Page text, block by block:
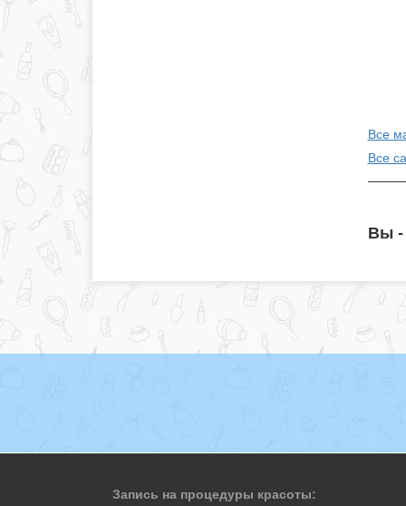
Все
Все
Вы -
Запись на процедуры красоты: